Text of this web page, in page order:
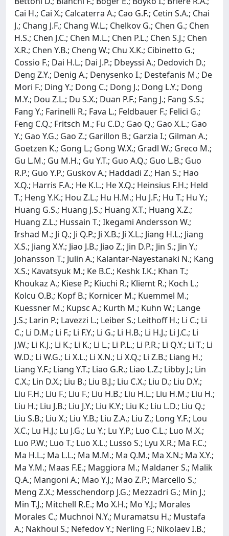
Cai H.; Cai X.; Calcaterra A.; Cao G.F.; Cetin S.A.; Chai
J.; Chang J.F.; Chang W.L.; Chelkov G.; Chen G.; Chen
H.S.; Chen J.C.; Chen M.L.; Chen P.L.; Chen S.J.; Chen
X.R.; Chen Y.B.; Cheng W.; Chu X.K.; Cibinetto G.;
Cossio F.; Dai H.L.; Dai J.P.; Dbeyssi A.; Dedovich D.;
Deng Z.Y.; Denig A.; Denysenko I.; Destefanis M.; De
Mori F.; Ding Y.; Dong C.; Dong J.; Dong L.Y.; Dong
M.Y.; Dou Z.L.; Du S.X.; Duan P.F.; Fang J.; Fang S.S.;
Fang Y.; Farinelli R.; Fava L.; Feldbauer F.; Felici G.;
Feng C.Q.; Fritsch M.; Fu C.D.; Gao Q.; Gao X.L.; Gao
Y.; Gao Y.G.; Gao Z.; Garillon B.; Garzia I.; Gilman A.;
Goetzen K.; Gong L.; Gong W.X.; Gradl W.; Greco M.;
Gu L.M.; Gu M.H.; Gu Y.T.; Guo A.Q.; Guo L.B.; Guo
R.P.; Guo Y.P.; Guskov A.; Haddadi Z.; Han S.; Hao
X.Q.; Harris F.A.; He K.L.; He X.Q.; Heinsius F.H.; Held
T.; Heng Y.K.; Hou Z.L.; Hu H.M.; Hu J.F.; Hu T.; Hu Y.;
Huang G.S.; Huang J.S.; Huang X.T.; Huang X.Z.;
Huang Z.L.; Hussain T.; Ikegami Andersson W.;
Irshad M.; Ji Q.; Ji Q.P.; Ji X.B.; Ji X.L.; Jiang H.L.; Jiang
X.S.; Jiang X.Y.; Jiao J.B.; Jiao Z.; Jin D.P.; Jin S.; Jin Y.;
Johansson T.; Julin A.; Kalantar-Nayestanaki N.; Kang
X.S.; Kavatsyuk M.; Ke B.C.; Keshk I.K.; Khan T.;
Khoukaz A.; Kiese P.; Kiuchi R.; Kliemt R.; Koch L.;
Kolcu O.B.; Kopf B.; Kornicer M.; Kuemmel M.;
Kuessner M.; Kupsc A.; Kurth M.; Kuhn W.; Lange
J.S.; Larin P.; Lavezzi L.; Leiber S.; Leithoff H.; Li C.; Li
C.; Li D.M.; Li F.; Li F.Y.; Li G.; Li H.B.; Li H.J.; Li J.C.; Li
J.W.; Li K.J.; Li K.; Li K.; Li L.; Li P.L.; Li P.R.; Li Q.Y.; Li T.; Li
W.D.; Li W.G.; Li X.L.; Li X.N.; Li X.Q.; Li Z.B.; Liang H.;
Liang Y.F.; Liang Y.T.; Liao G.R.; Liao L.Z.; Libby J.; Lin
C.X.; Lin D.X.; Liu B.; Liu B.J.; Liu C.X.; Liu D.; Liu D.Y.;
Liu F.H.; Liu F.; Liu F.; Liu H.B.; Liu H.L.; Liu H.M.; Liu H.;
Liu H.; Liu J.B.; Liu J.Y.; Liu K.Y.; Liu K.; Liu L.D.; Liu Q.;
Liu S.B.; Liu X.; Liu Y.B.; Liu Z.A.; Liu Z.; Long Y.F.; Lou
X.C.; Lu H.J.; Lu J.G.; Lu Y.; Lu Y.P.; Luo C.L.; Luo M.X.;
Luo P.W.; Luo T.; Luo X.L.; Lusso S.; Lyu X.R.; Ma F.C.;
Ma H.L.; Ma L.L.; Ma M.M.; Ma Q.M.; Ma X.N.; Ma X.Y.;
Ma Y.M.; Maas F.E.; Maggiora M.; Maldaner S.; Malik
Q.A.; Mangoni A.; Mao Y.J.; Mao Z.P.; Marcello S.;
Meng Z.X.; Messchendorp J.G.; Mezzadri G.; Min J.;
Min T.J.; Mitchell R.E.; Mo X.H.; Mo Y.J.; Morales
Morales C.; Muchnoi N.Y.; Muramatsu H.; Mustafa
A.; Nakhoul S.; Nefedov Y.; Nerling F.; Nikolaev I.B.;